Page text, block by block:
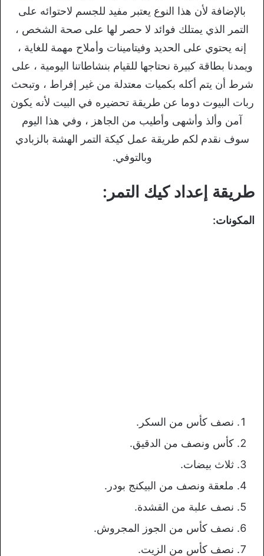
بالإضافة لأن هذا النوع يعتبر مفيد للجسم لاحتوائه على
التمر الذي يمتلك فوائد لا حصر لها على صحة الشخص ،
إنه يحتوي على الحديد وفيتامينات وأملاح مهمة للغاية ،
ويمدنا بطاقة كبيرة نحتاجها للقيام بنشاطاتنا اليومية ، على
شرط أن يتم أكله بكميات معتدلة من غير إفراط ، وتبحث
ربات البيوت دوما عن طريقة تحضيره في البيت لأنه يكون
آمن وألذ وأشهى وأطيب من الجاهز ، وفي هذا اليوم
سوف نقدم لكم طريقة عمل كيكة التمر الهشة بالزبادي
وبالتوفي.
طريقة إعداد كيك التمر:
المكونات:
نصف كأس من السكر.
كأس ونصف من الدقيق.
ثلاث بيضات.
ملعقة ونصف من البيكنج بودر.
نصف علبة من القشدة.
نصف كأس من الجوز المجروش.
نصف كأس من الزيت.